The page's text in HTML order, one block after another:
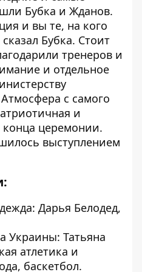
Бубка и Жданов.
и вы те, на кого
Бубка. Стоит
тренеров и
и отдельное
с самого
и
конца церемонии.
выступлением
Дарья Белодед,
Украины: Татьяна
атлетика и
баскетбол.